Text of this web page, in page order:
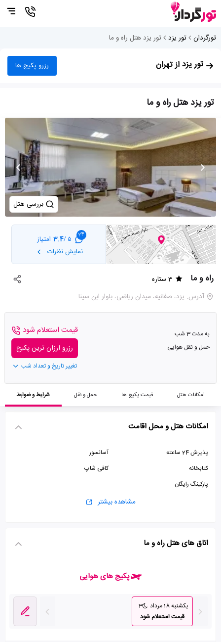
تورگردان تور یزد تور یزد هتل راه و ما
تور یزداز تهران رزرو پکیج ها
تور یزد هتل راه و ما
بررسی هتل
24
5 /
3.4 امتیاز
نمایش نظرات
راه و ما
3 ستاره
آدرس: یزد، صفائیه، میدان ریاضی، بلوار ابن سینا
به مدت 3 شب
حمل و نقل هوایی
قیمت استعلام شود
رزرو ارزان ترین پکیج
تغییر تاریخ و تعداد شب
امکانات هتل قیمت پکیج ها حمل و نقل شرایط و ضوابط
امکانات هتل و محل اقامت
پذیرش 24 ساعته
آسانسور
کتابخانه
کافی شاپ
پارکینگ رایگان
مشاهده بیشتر
اتاق های هتل راه و ما
پکیج های هوایی
یکشنبه 18 مرداد
3
قیمت استعلام شود